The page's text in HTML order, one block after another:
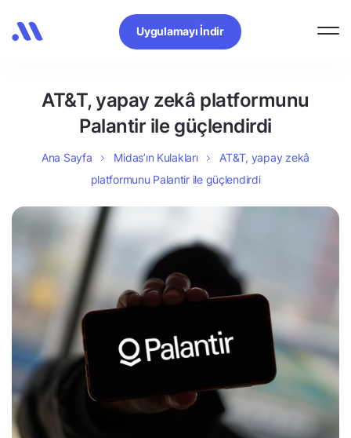
Uygulamayı İndir
AT&T, yapay zekâ platformunu
Palantir ile güçlendirdi
Ana Sayfa Midas’ın Kulakları
AT&T, yapay zekâ
platformunu Palantir ile güçlendirdi